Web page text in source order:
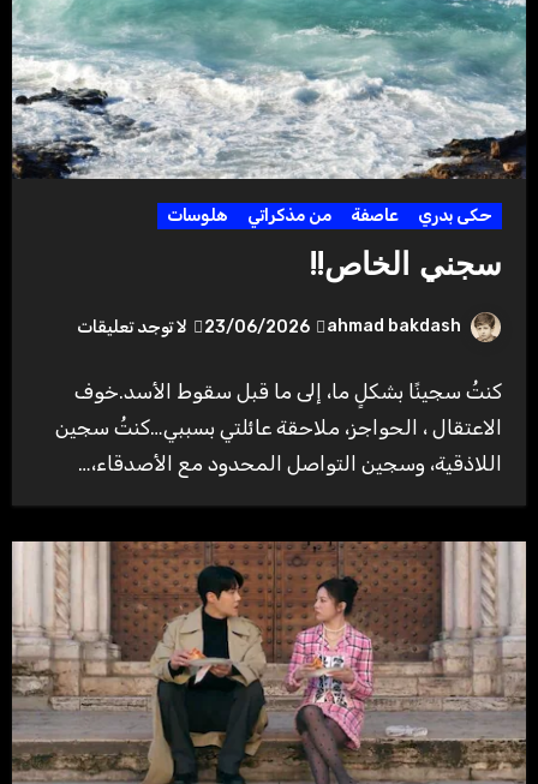
حكى بدري عاصفة من مذكراتي هلوسات
سجني الخاص!!
ahmad bakdash
23/06/2026 لا توجد تعليقات
كنتُ سجينًا بشكلٍ ما، إلى ما قبل سقوط الأسد.خوف
الاعتقال ، الحواجز، ملاحقة عائلتي بسببي…كنتُ سجين
اللاذقية، وسجين التواصل المحدود مع الأصدقاء،…